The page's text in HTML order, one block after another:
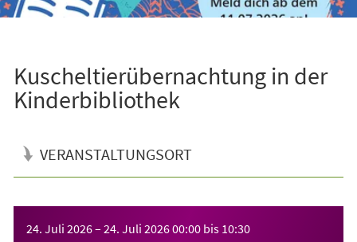
Kuscheltierübernachtung in der
Kinderbibliothek
VERANSTALTUNGSORT
24. Juli 2026– 24. Juli 202600:00 bis 10:30